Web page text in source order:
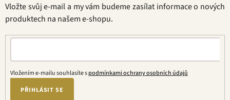
Vložte svůj e-mail a my vám budeme zasílat informace o nových
produktech na našem e-shopu.
Vložením e-mailu souhlasíte spodmínkami ochrany osobních údajů
PŘIHLÁSIT SE